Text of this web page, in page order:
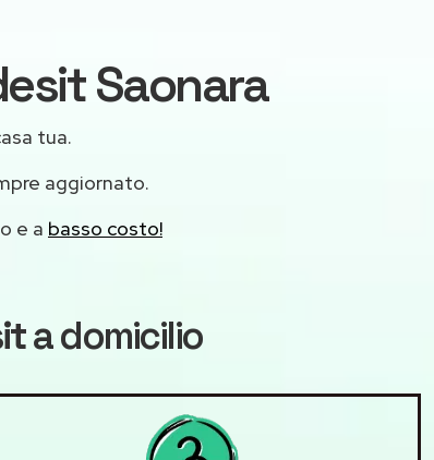
Saonara
tua.
aggiornato.
e a basso costo!
a domicilio